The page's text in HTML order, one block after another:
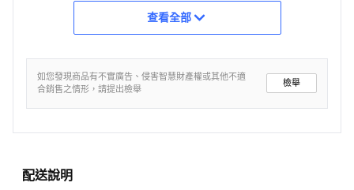
查看全部
如您發現商品有不實廣告、侵害智慧財產權或其他不適
合銷售之情形，請提出檢舉
檢舉
配送說明